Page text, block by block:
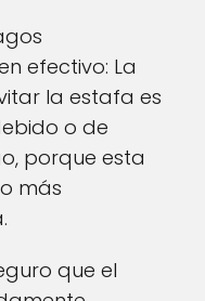
efectivo: La
la estafa es
o de
porque esta
más
que el